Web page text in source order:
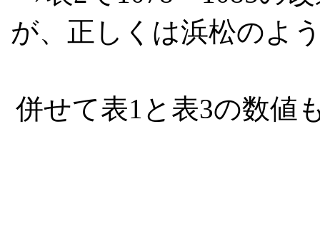
が、正しくは浜松のよ
併せて表1と表3の数値